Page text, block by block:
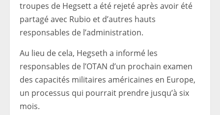
troupes de Hegsett a été rejeté après avoir été
partagé avec Rubio et d’autres hauts
responsables de l’administration.
Au lieu de cela, Hegseth a informé les
responsables de l’OTAN d’un prochain examen
des capacités militaires américaines en Europe,
un processus qui pourrait prendre jusqu’à six
mois.